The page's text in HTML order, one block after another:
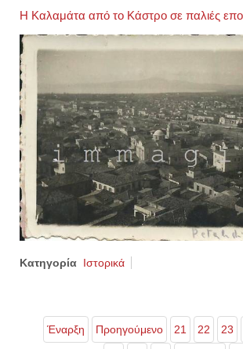
Η Καλαμάτα από το Κάστρο σε παλιές
Κατηγορία Ιστορικά
Έναρξη Προηγούμενο 21 22 23